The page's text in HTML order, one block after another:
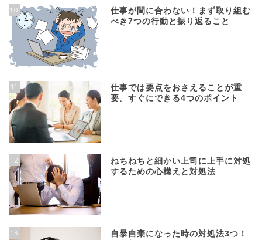
10
仕事が間に合わない！まず取り組む
べき7つの行動と振り返ること
11
仕事では要点をおさえることが重
要。すぐにできる4つのポイント
12
ねちねちと細かい上司に上手に対処
するための心構えと対処法
13
自暴自棄になった時の対処法3つ！